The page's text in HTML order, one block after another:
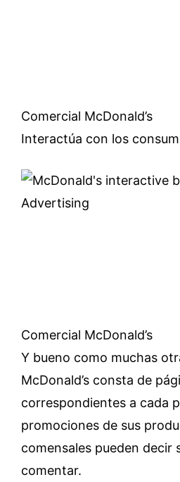
Comercial McDonald’s
Interactúa con los
Comercial McDonald’s
Y bueno como muchas
McDonald’s consta de
correspondientes a cada
promociones de sus
comensales pueden decir
comentar.